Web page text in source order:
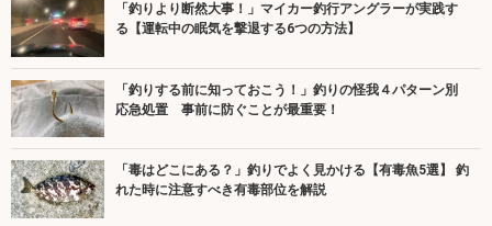
「釣りより断然大事！」マイカー釣行アングラーが実践す
る【運転中の眠気を撃退する6つの方法】
「釣りする前に知っておこう！」釣りの怪我４パターン別
応急処置 事前に防ぐことが最重要！
「毒はどこにある？」釣りでよく見かける【有毒魚5選】 釣
れた時に注意すべき有毒部位を解説